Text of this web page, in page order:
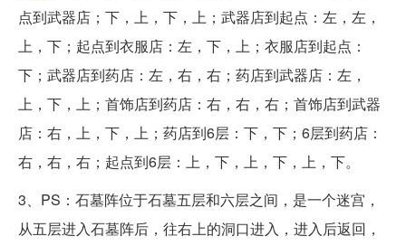
点到武器店；下，上，下，上；武器店到起点：左，左，
上，下；起点到衣服店：左，下，上；衣服店到起点：
下；武器店到药店：左，右，右；药店到武器店：左，
上，下，上；首饰店到药店：右，右，右；首饰店到武器
店：右，上，下，上；药店到6层：下，下；6层到药店：
右，右，右；起点到6层：上，下，上，下，上，下。
3、PS：石墓阵位于石墓五层和六层之间，是一个迷宫，
从五层进入石墓阵后，往右上的洞口进入，进入后返回，